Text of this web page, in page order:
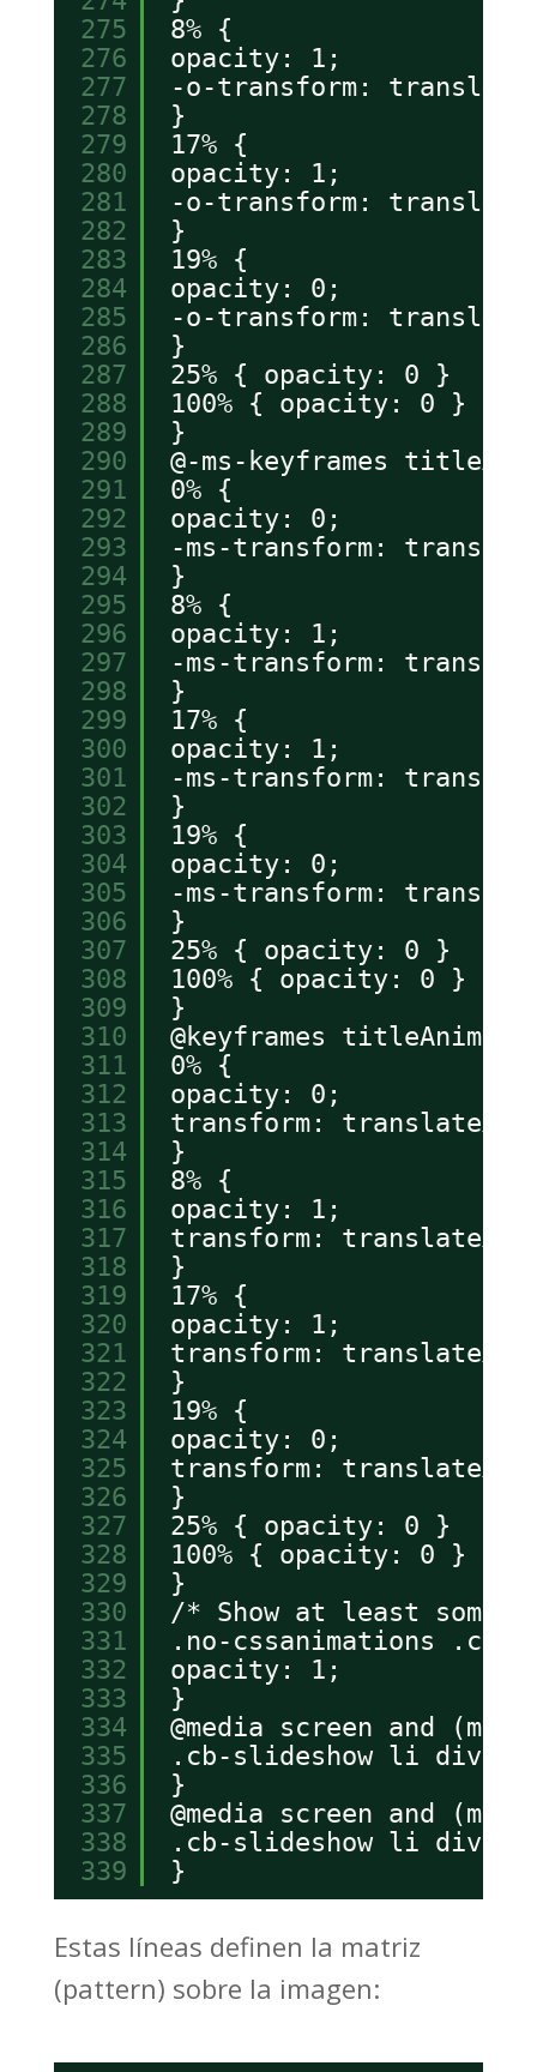
275
276
277
278
279
280
281
282
283
284
285
286
287
288
289
290
291
292
293
294
295
296
297
298
299
300
301
302
303
304
305
306
307
308
309
310
311
312
313
314
315
316
317
318
319
320
321
322
323
324
325
326
327
328
329
330
331
332
333
334
335
336
337
338
339
8% {
opacity: 1;
-o-transform:
}
17% {
opacity: 1;
-o-transform:
}
19% {
opacity: 0;
-o-transform:
}
25% { opacity: 0 }
100% { opacity: 0 }
}
@-ms-keyframes
0% {
opacity: 0;
-ms-transform:
}
8% {
opacity: 1;
-ms-transform:
}
17% {
opacity: 1;
-ms-transform:
}
19% {
opacity: 0;
-ms-transform:
}
25% { opacity: 0 }
100% { opacity: 0 }
}
@keyframes
0% {
opacity: 0;
transform:
}
8% {
opacity: 1;
transform:
}
17% {
opacity: 1;
transform:
}
19% {
opacity: 0;
transform: translateX(-
}
25% { opacity: 0 }
100% { opacity: 0 }
}
/* Show at least
.no-cssanimations .cb-
opacity: 1;
}
@media screen and
.cb-slideshow li div
}
@media screen and
.cb-slideshow li div
}
Estas líneas definen la matriz
(pattern) sobre la imagen: